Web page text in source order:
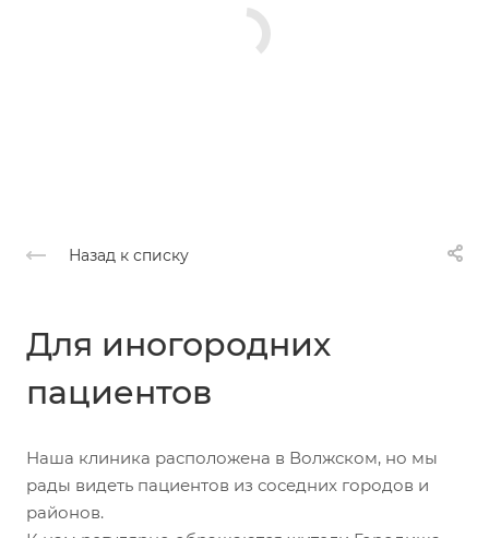
Назад к списку
Для иногородних
пациентов
Наша клиника расположена в Волжском, но мы
рады видеть пациентов из соседних городов и
районов.